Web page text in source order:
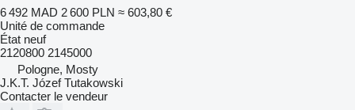
6 492 MAD 2 600 PLN ≈ 603,80 €
Unité de commande
État neuf
2120800 2145000
Pologne, Mosty
J.K.T. Józef Tutakowski
Contacter le vendeur